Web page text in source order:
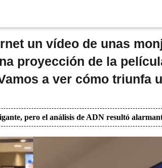
un vídeo de unas
proyección de la
a ver cómo triunfa
pero el análisis de ADN resultó